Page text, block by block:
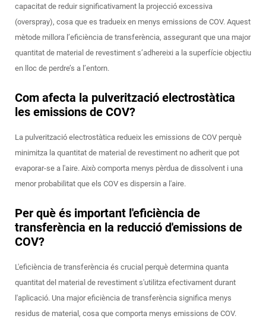
capacitat de reduir significativament la projecció excessiva
(overspray), cosa que es tradueix en menys emissions de COV. Aquest
mètode millora l’eficiència de transferència, assegurant que una major
quantitat de material de revestiment s’adhereixi a la superfície objectiu
en lloc de perdre’s a l’entorn.
Com afecta la pulverització electrostàtica
les emissions de COV?
La pulverització electrostàtica redueix les emissions de COV perquè
minimitza la quantitat de material de revestiment no adherit que pot
evaporar-se a l'aire. Això comporta menys pèrdua de dissolvent i una
menor probabilitat que els COV es dispersin a l'aire.
Per què és important l'eficiència de
transferència en la reducció d'emissions de
COV?
L'eficiència de transferència és crucial perquè determina quanta
quantitat del material de revestiment s'utilitza efectivament durant
l'aplicació. Una major eficiència de transferència significa menys
residus de material, cosa que comporta menys emissions de COV.